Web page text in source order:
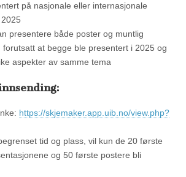
på nasjonale eller internasjonale
presentere både poster og muntlig
forutsatt at begge ble presentert i 2025 og
aspekter av samme tema
https://skjemaker.app.uib.no/view.php?
tid og plass, vil kun de 20 første
og 50 første postere bli